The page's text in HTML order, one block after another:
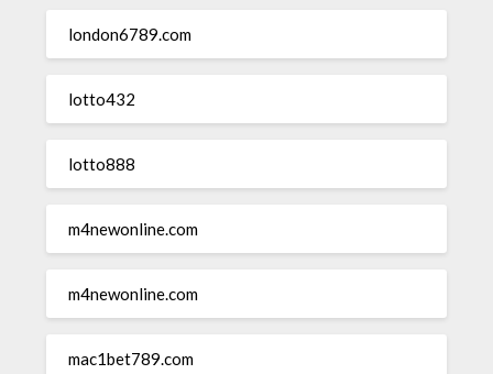
london6789.com
lotto432
lotto888
m4newonline.com
m4newonline.com
mac1bet789.com